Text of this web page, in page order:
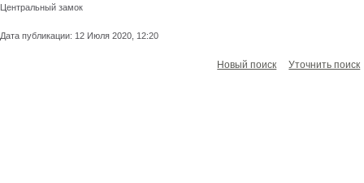
Центральный замок
Дата публикации: 12 Июля 2020, 12:20
Новый поиск Уточнить поиск